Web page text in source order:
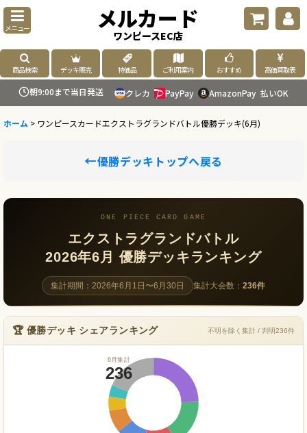
メニュー メルカード
ワンピースEC店
商品検索 デッキ販売 特価品 ご利用案内 おすすめ 高価買取表
朝9:00まで当日発送 クレカ PayPay AmazonPay 払いOK
ホーム > ワンピースカードエクストラグランドバトル優勝デッキ(6月)
←優勝デッキトップへ戻る
ONE PIECE CARD GAME
エクストラグランドバトル
2026年6月 優勝デッキランキング
集計期間：2026年6月1日〜6月30日 集計大会数： 236件
🏆 優勝デッキ シェアランキング 不明を除く集計 / 判明236件
6月集計
236
件